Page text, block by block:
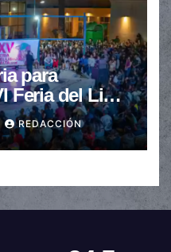
para
Feria del Libro
REDACCIÓN